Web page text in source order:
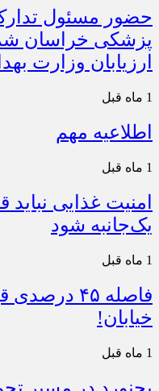
حضور مسئول
پزشکی خراسان
ارزیابان وزارت
1 ماه قبل
اطلاعیه مهم
1 ماه قبل
امنیت غذایی
یک‌جانبه شود
1 ماه قبل
فاصله ۴۵
خیابان!
1 ماه قبل